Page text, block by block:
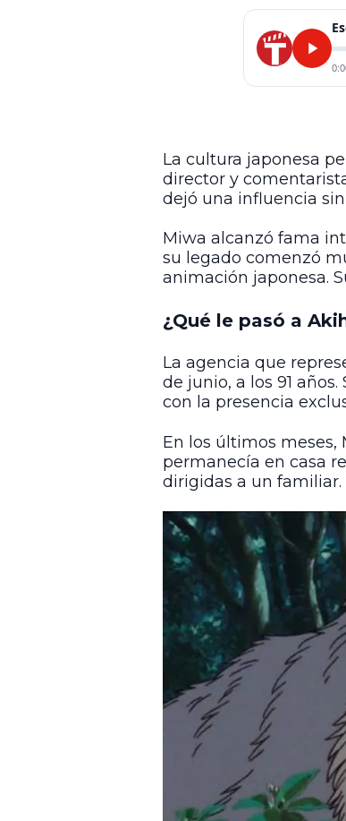
La cultura japonesa
director y
dejó una influencia
Miwa alcanzó fama
su legado comenzó
animación japonesa.
¿Qué le pasó a
La agencia que
de junio, a los 91
con la presencia
En los últimos
permanecía en casa
dirigidas a un familiar.